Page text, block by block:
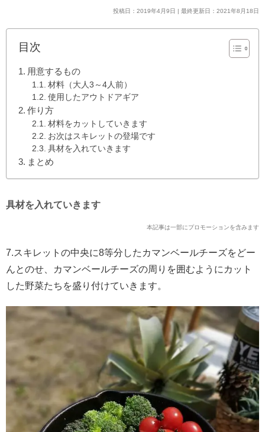
投稿日：2019年4月9日 | 最終更新日：2021年8月18日
目次
用意するもの
材料（大人3～4人前）
使用したアウトドアギア
作り方
材料をカットしていきます
お次はスキレットの登場です
具材を入れていきます
まとめ
具材を入れていきます
本記事は一部にプロモーションを含みます
7.スキレットの中央に8等分したカマンベールチーズをどー
んとのせ、カマンベールチーズの周りを囲むようにカット
した野菜たちを盛り付けていきます。